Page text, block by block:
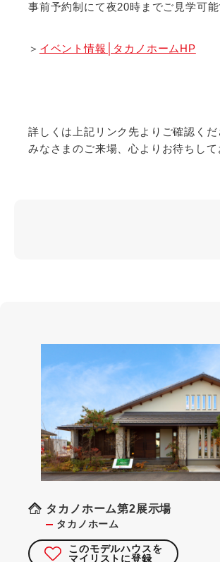
事前予約制にて夜20時までご見学可能
＞ イベント情報│タカノホームHP
詳しくは上記リンク先よりご確認くだ
みなさまのご来場、心よりお待ちして
タカノホーム第2展示場
タカノホーム
このモデルハウスを
マイリストに登録